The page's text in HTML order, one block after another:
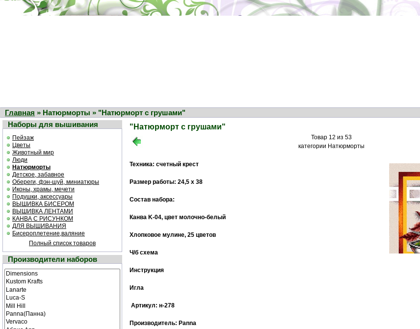
Главная » Натюрморты » "Натюрморт с грушами"
Наборы для вышивания
Пейзаж
Цветы
Животный мир
Люди
Натюрморты
Детское, забавное
Обереги, фэн-шуй, миниатюры
Иконы, храмы, мечети
Подушки, аксессуары
ВЫШИВКА БИСЕРОМ
ВЫШИВКА ЛЕНТАМИ
КАНВА С РИСУНКОМ
ДЛЯ ВЫШИВАНИЯ
Бисероплетение,валяние
Полный список товаров
Производители наборов
"Натюрморт с грушами"
Товар 12 из 53
категории Натюрморты
Техника: счетный крест
Размер работы: 24,5 х 38
Состав набора:
Канва K-04, цвет молочно-белый
Хлопковое мулине, 25 цветов
Ч/б cхема
Инструкция
Игла
Артикул: н-278
Производитель: Panna